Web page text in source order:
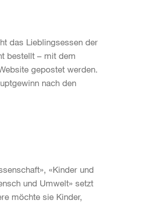
das Lieblingsessen der
bestellt – mit dem
gepostet werden.
nach den
«Kinder und
und Umwelt» setzt
möchte sie Kinder,